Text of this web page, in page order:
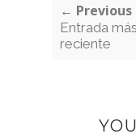
← Previous
Entrada más
reciente